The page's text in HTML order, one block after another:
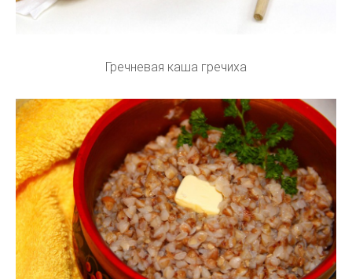
Гречневая каша гречиха